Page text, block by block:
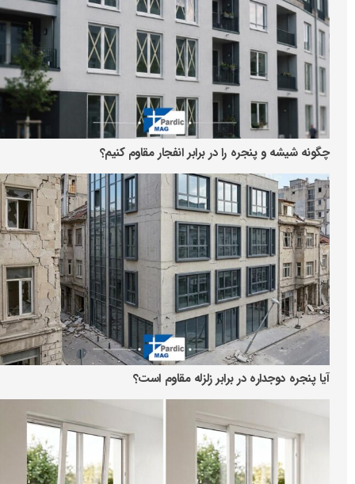
چگونه شیشه و پنجره را در برابر انفجار مقاوم کنیم؟
آیا پنجره دوجداره در برابر زلزله مقاوم است؟